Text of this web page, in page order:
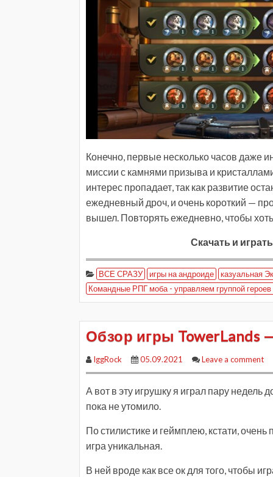
Конечно, первые несколько часов даже
миссии с камнями призыва и
интерес пропадает, так как развитие
ежедневный дроч, и очень короткий —
вышел. Повторять ежедневно, чтобы
Скачать и
ВСЕ СРАЗУ игры на андроиде
казуальная
Командные РПГ моба - управляем группой героев
Обзор игры TowerLands
IggRock 05.09.2021 Leave a comment
А вот в эту игрушку я играл пару недель
пока не утомило.
По стилистике и геймплею, кстати,
игра уникальная.
В ней вроде как все ок для того, чтобы